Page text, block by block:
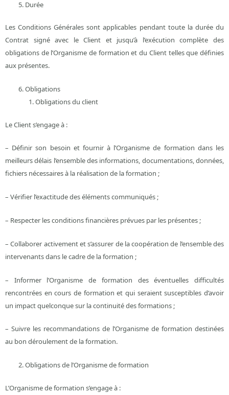
Durée
Les Conditions Générales sont applicables pendant toute la durée du
Contrat signé avec le Client et jusqu’à l’exécution complète des
obligations de l’Organisme de formation et du Client telles que définies
aux présentes.
Obligations
Obligations du client
Le Client s’engage à :
– Définir son besoin et fournir à l’Organisme de formation dans les
meilleurs délais l’ensemble des informations, documentations, données,
fichiers nécessaires à la réalisation de la formation ;
– Vérifier l’exactitude des éléments communiqués ;
– Respecter les conditions financières prévues par les présentes ;
– Collaborer activement et s’assurer de la coopération de l’ensemble des
intervenants dans le cadre de la formation ;
– Informer l’Organisme de formation des éventuelles difficultés
rencontrées en cours de formation et qui seraient susceptibles d’avoir
un impact quelconque sur la continuité des formations ;
– Suivre les recommandations de l’Organisme de formation destinées
au bon déroulement de la formation.
Obligations de l’Organisme de formation
L’Organisme de formation s’engage à :